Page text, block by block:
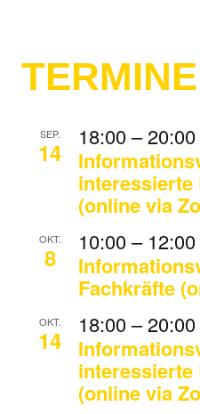
TERMINE
SEP.
14
18:00–20:00
(online via
OKT.
8
10:00– 12:00
Fachkräfte
OKT.
14
18:00–20:00
(online via